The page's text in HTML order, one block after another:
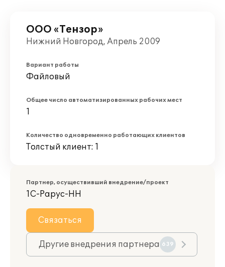
ООО «Тензор»
Нижний Новгород, Апрель 2009
Вариант работы
Файловый
Общее число автоматизированных рабочих мест
1
Количество одновременно работающих клиентов
Толстый клиент: 1
Партнер, осуществивший внедрение/проект
1С-Рарус-НН
Связаться
Другие внедрения партнера 639